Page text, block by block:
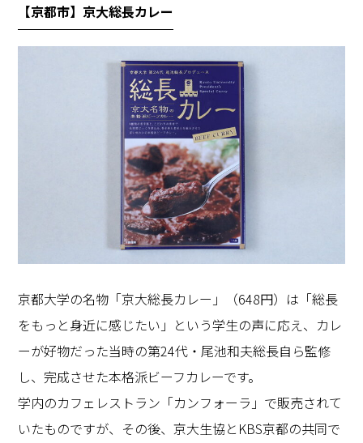
【京都市】京大総長カレー
京都大学の名物「京大総長カレー」（648円）は「総長
をもっと身近に感じたい」という学生の声に応え、カレ
ーが好物だった当時の第24代・尾池和夫総長自ら監修
し、完成させた本格派ビーフカレーです。
学内のカフェレストラン「カンフォーラ」で販売されて
いたものですが、その後、京大生協とKBS京都の共同で